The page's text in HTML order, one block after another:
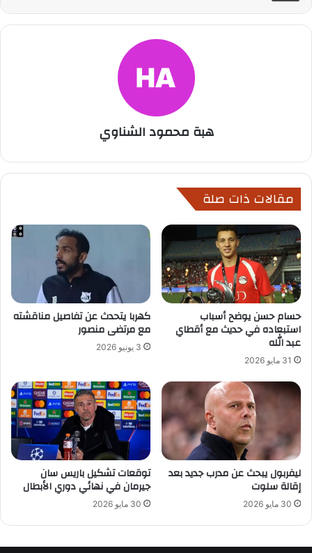
هبة محمود الشناوي
مقالات ذات صلة
حسام حسن يوضح أسباب
استبعاده في حديث مع أقطاي
عبد الله
31 مايو 2026
كهربا يتحدث عن تفاصيل مناقشته
مع مرتضى منصور
3 يونيو 2026
ليفربول يبحث عن مدرب جديد بعد
إقالة سلوت
30 مايو 2026
توقعات تشكيل باريس سان
جيرمان في نهائي دوري الأبطال
30 مايو 2026